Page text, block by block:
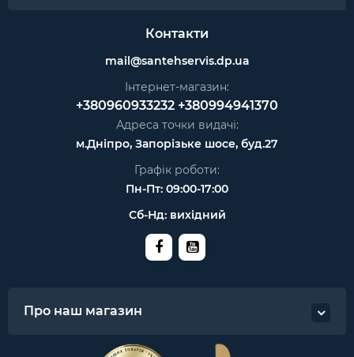
Контакти
mail@santehservis.dp.ua
Інтернет-магазин:
+380960933232 +380994941370
Адреса точки видачі:
м.Дніпро, Запорізьке шосе, буд.27
Графік роботи:
Пн-Пт: 09:00-17:00
Сб-Нд: вихідний
Про наш магазин